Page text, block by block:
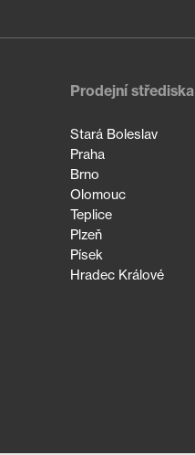
Prodejní střediska
Stará Boleslav
Praha
Brno
Olomouc
Teplice
Plzeň
Písek
Hradec Králové